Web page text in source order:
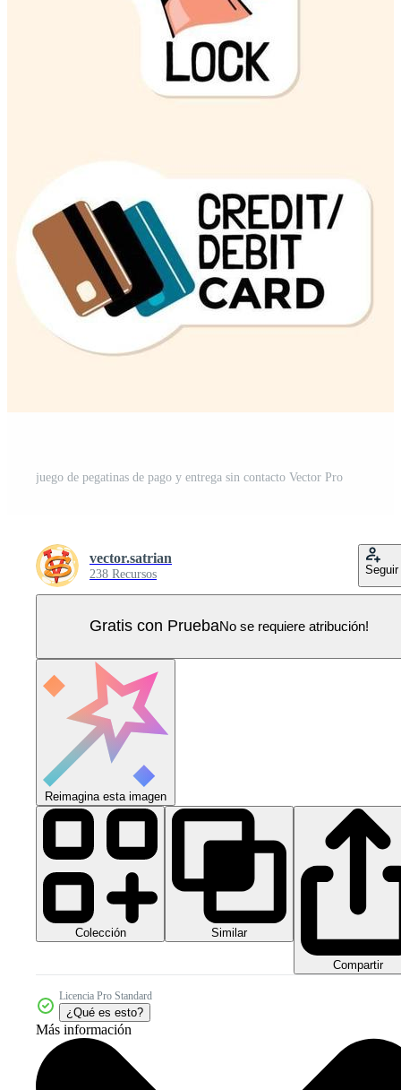
juego de pegatinas de pago y entrega sin contacto Vector Pro
vector.satrian
238 Recursos Seguir
Gratis con PruebaNo se requiere atribución!
Reimagina esta imagen
Colección Similar
Compartir
Licencia Pro Standard
¿Qué es esto?
Más información